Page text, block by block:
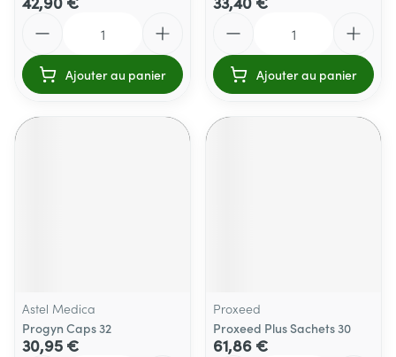
Ajouter au panier Ajouter au panier
Astel Medica
Progyn Caps 32
30,95 €
Proxeed
Proxeed Plus Sachets 30
61,86 €